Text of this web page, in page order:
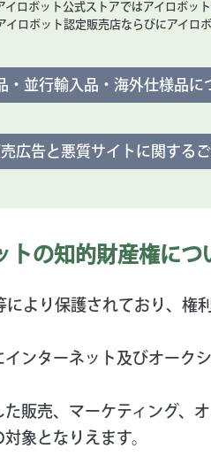
ロボット公式ストアではアイロボッ
ロボット認定販売店ならびにアイロ
・並行輸入品・ 海外仕様品に
広告と 悪質サイトに関する
トの知的財産権につ
より保護されており、権
ンターネット及びオーク
販売、マーケティング、
象となりえます。